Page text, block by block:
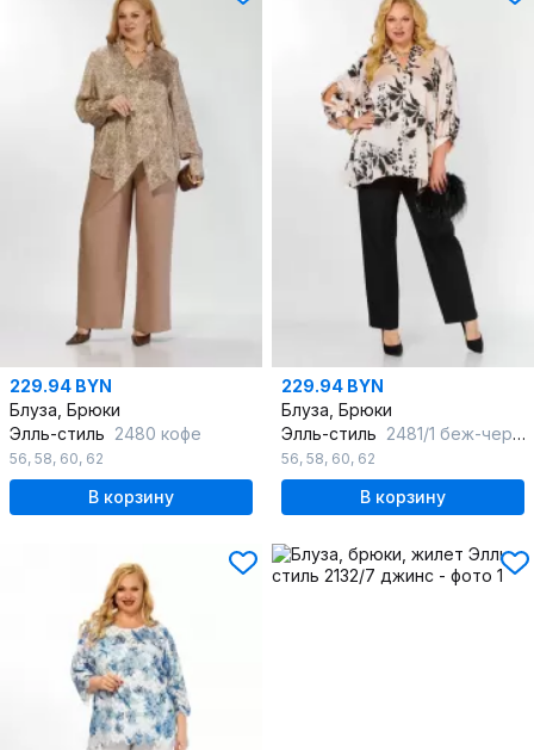
229.94 BYN
Блуза, Брюки
Элль-стиль 2480 кофе
56, 58, 60, 62
В корзину
229.94 BYN
Блуза, Брюки
Элль-стиль 2481/1 беж-черный
56, 58, 60, 62
В корзину